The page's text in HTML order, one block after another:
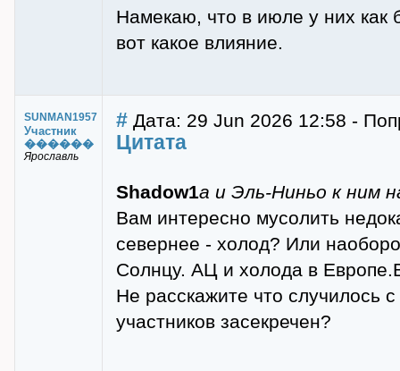
Намекаю, что в июле у них
вот какое влияние.
SUNMAN1957
Участник
������
Ярославль
# Дата: 29 Jun 2026 12:58 -
Цитата
Shadow1а и Эль-Ниньо к ним
Вам интересно мусолить
севернее - холод? Или
Солнцу. АЦ и холода в
Не расскажите что случилось
участников засекречен?